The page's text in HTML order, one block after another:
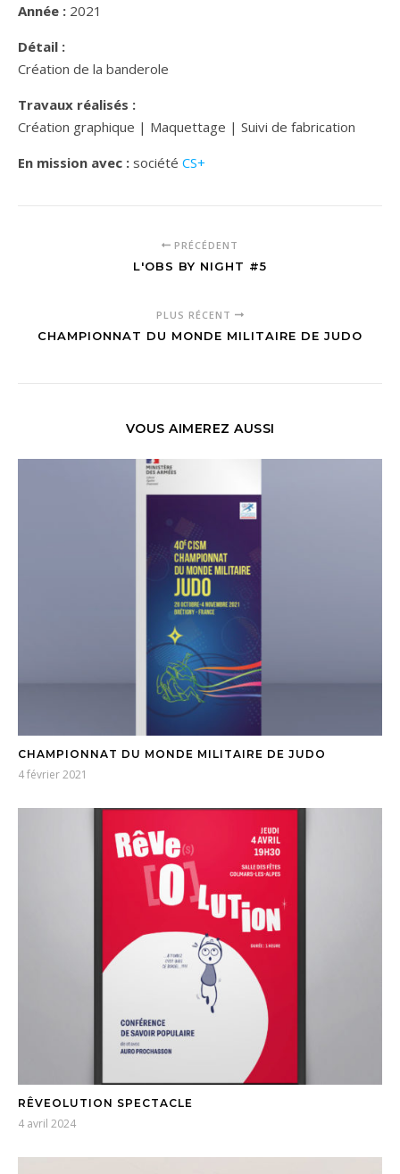
Année : 2021
Détail :
Création de la banderole
Travaux réalisés :
Création graphique | Maquettage | Suivi de fabrication
En mission avec : société CS+
PRÉCÉDENT
L'OBS BY NIGHT #5
PLUS RÉCENT
CHAMPIONNAT DU MONDE MILITAIRE DE JUDO
VOUS AIMEREZ AUSSI
CHAMPIONNAT DU MONDE MILITAIRE DE JUDO
4 février 2021
RÊVEOLUTION SPECTACLE
4 avril 2024